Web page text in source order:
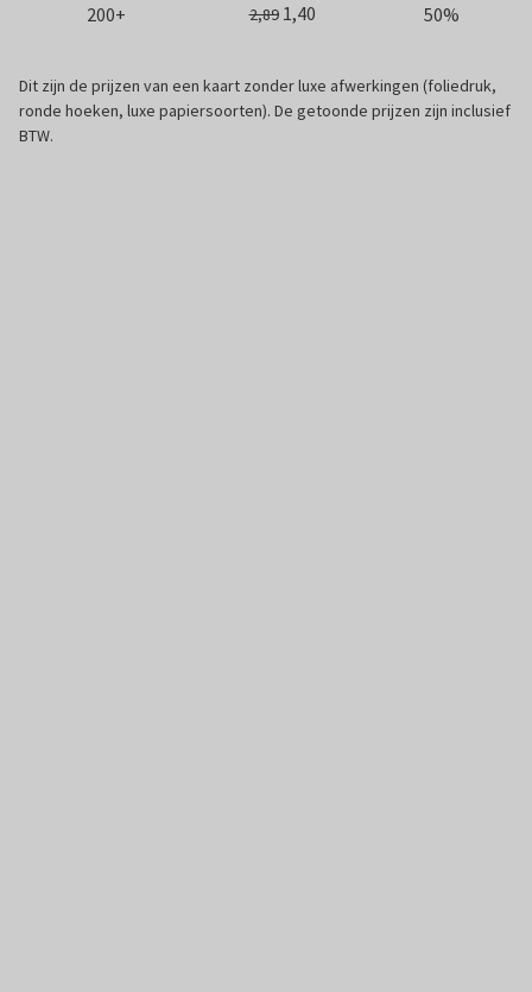
200+
2,89 1,40 50%
Dit zijn de prijzen van een kaart zonder luxe afwerkingen (foliedruk,
ronde hoeken, luxe papiersoorten). De getoonde prijzen zijn inclusief
BTW.